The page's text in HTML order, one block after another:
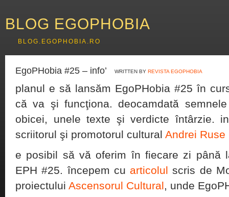
BLOG EGOPHOBIA
BLOG.EGOPHOBIA.RO
EgoPHobia #25 – info’ WRITTEN BY REVISTA EGOPHOBIA
planul e să lansăm EgoPHobia #25 în
că va şi funcţiona. deocamdată
obicei, unele texte şi verdicte întârzie.
scriitorul şi promotorul cultural Andrei Ruse
e posibil să vă oferim în fiecare zi până
EPH #25. începem cu articolul scris de
proiectului Ascensorul Cultural, unde